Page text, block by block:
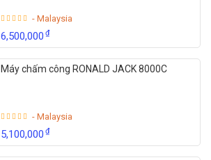
- Malaysia
6,500,000₫
Máy chấm công RONALD JACK 8000C
- Malaysia
5,100,000₫